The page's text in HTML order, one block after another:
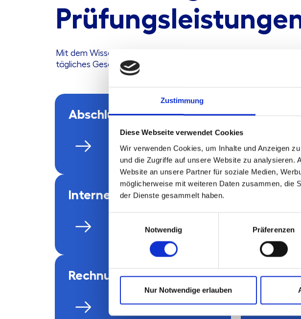
Zustimmung
Diese Webseite verwendet Cookies
Wir verwenden Cookies, um Inhalte und Anzeigen
und die Zugriffe auf unsere Website zu analysieren.
Website an unsere Partner für soziale Medien,
möglicherweise mit weiteren Daten zusammen, die
der Dienste gesammelt haben.
Notwendig
Präferenzen
Nur Notwendige erlauben
Mit dem Wissen für Ihre Branchen liefert unsere Fachexpertise
tägliches Geschäft versteht.
Abschluss­prüfung
Interne Revision
Rechnungs­legung